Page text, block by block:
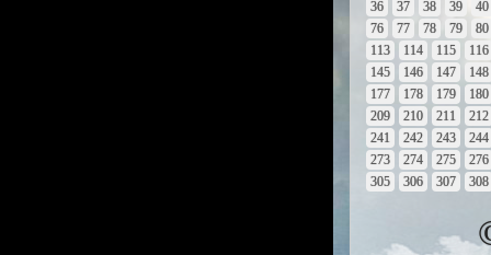
36
37 38 39
40
76
77 78 79
80
113
114 115
116
145
146 147
148
177
178 179
180
209
210 211
212
241
242 243
244
273
274 275
276
305
306 307 308